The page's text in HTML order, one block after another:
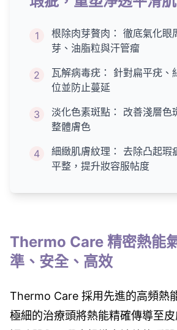
1
根除肉芽贅肉： 徹底氣化眼
芽、油脂粒與汗管瘤
2
瓦解病毒疣： 針對扁平疣、
位並防止蔓延
3
淡化色素斑點： 改善淺層色
整體膚色
4
細緻肌膚紋理： 去除凸起瑕
平整，提升妝容服帖度
Thermo Care 精密熱能
準、安全、高效
Thermo Care 採用先進的高頻熱
極細的治療頭將熱能精確傳導至